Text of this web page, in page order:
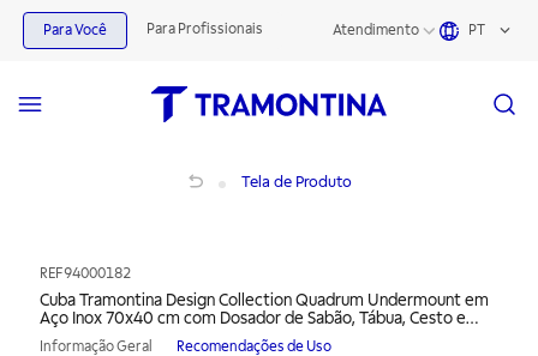
Para Você Para Profissionais Atendimento PT
Tela de Produto
REF94000182
Cuba Tramontina Design Collection Quadrum Undermount em
Aço Inox 70x40 cm com Dosador de Sabão, Tábua, Cesto e
Lixeira quadrada de embutir
Informação Geral Recomendações de Uso